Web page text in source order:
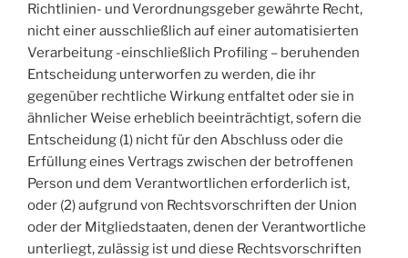
Richtlinien- und Verordnungsgeber gewährte Recht,
nicht einer ausschließlich auf einer automatisierten
Verarbeitung -einschließlich Profiling – beruhenden
Entscheidung unterworfen zu werden, die ihr
gegenüber rechtliche Wirkung entfaltet oder sie in
ähnlicher Weise erheblich beeinträchtigt, sofern die
Entscheidung (1) nicht für den Abschluss oder die
Erfüllung eines Vertrags zwischen der betroffenen
Person und dem Verantwortlichen erforderlich ist,
oder (2) aufgrund von Rechtsvorschriften der Union
oder der Mitgliedstaaten, denen der Verantwortliche
unterliegt, zulässig ist und diese Rechtsvorschriften